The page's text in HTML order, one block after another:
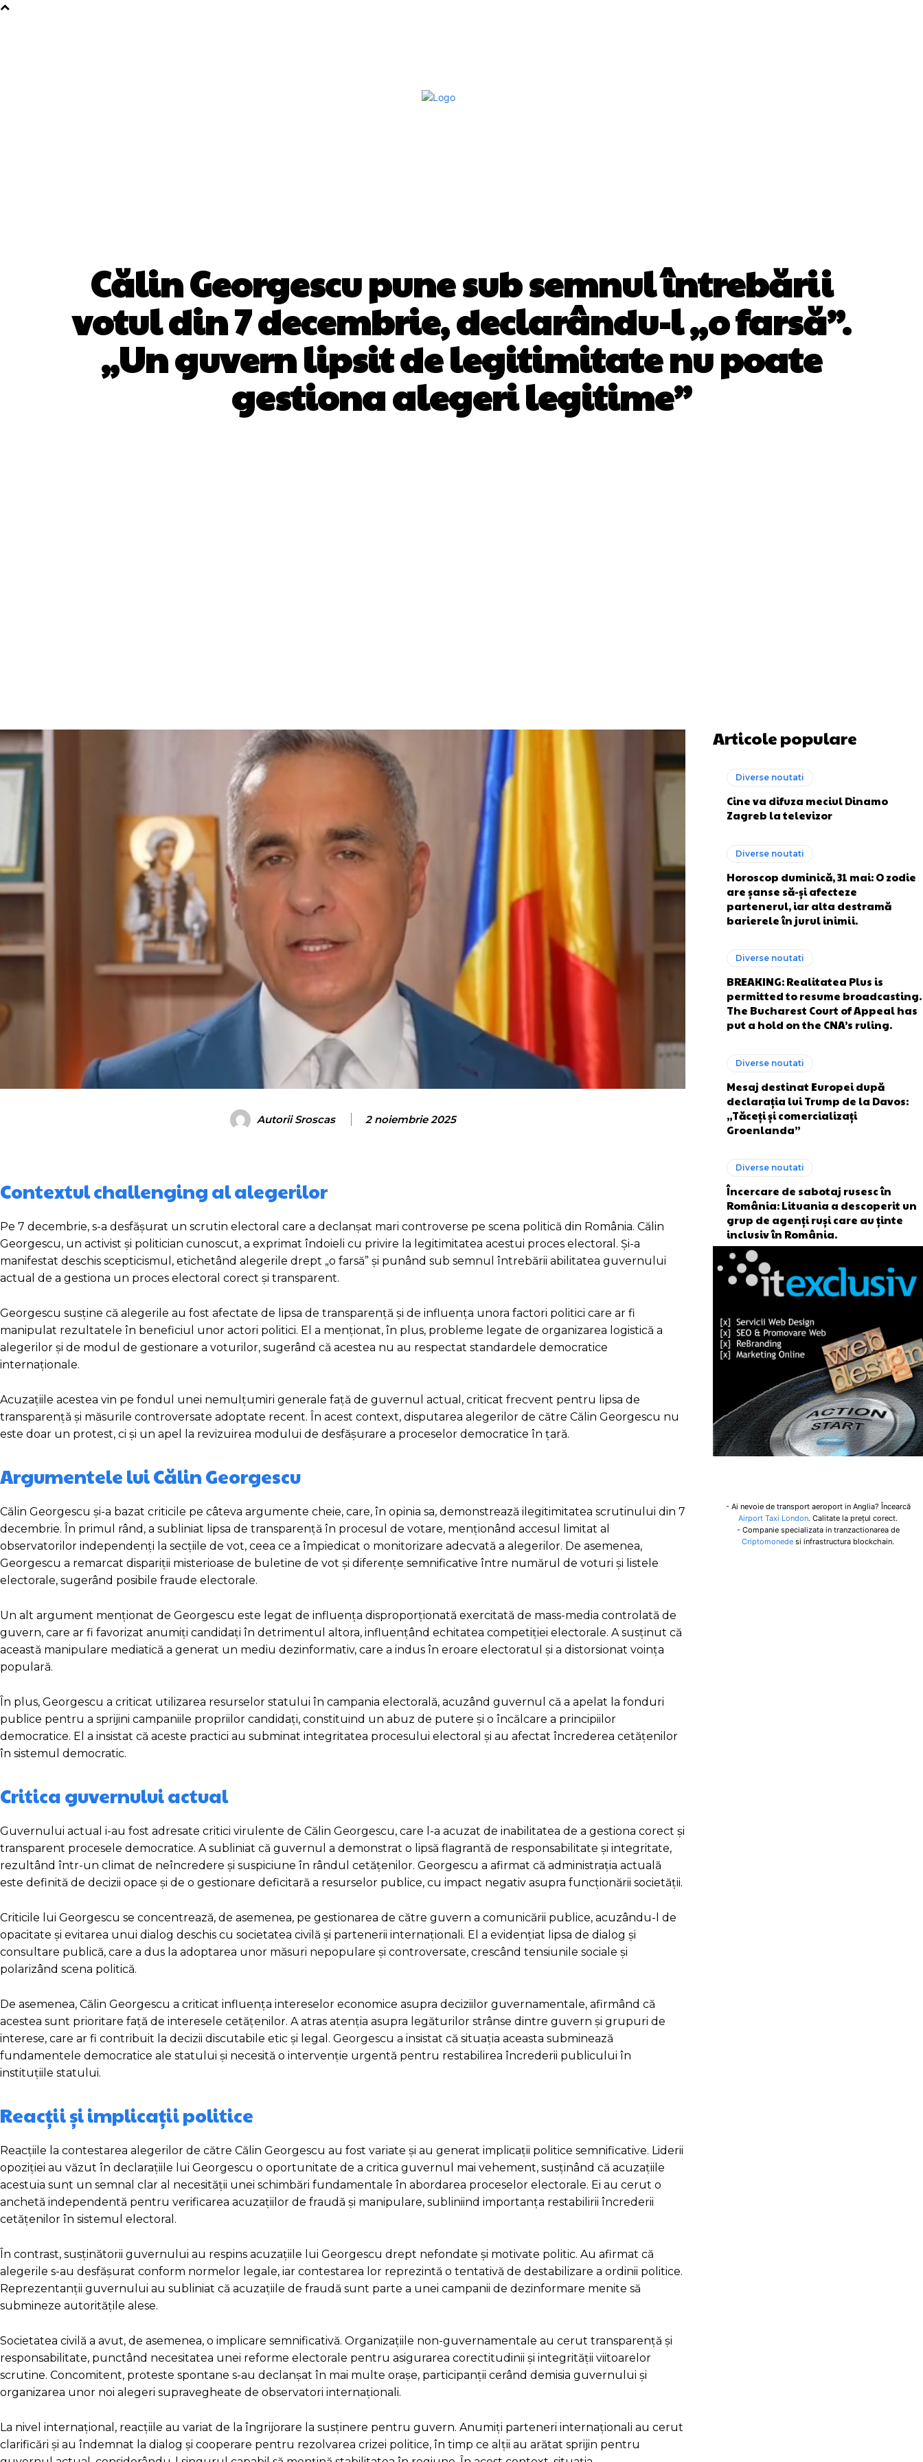
Călin Georgescu pune sub semnul întrebării
votul din 7 decembrie, declarându-l „o farsă”.
„Un guvern lipsit de legitimitate nu poate
gestiona alegeri legitime”
Autorii Sroscas 2 noiembrie 2025
Contextul challenging al alegerilor
Pe 7 decembrie, s-a desfășurat un scrutin electoral care a declanșat mari controverse pe scena politică din România. Călin
Georgescu, un activist și politician cunoscut, a exprimat îndoieli cu privire la legitimitatea acestui proces electoral. Și-a
manifestat deschis scepticismul, etichetând alegerile drept „o farsă” și punând sub semnul întrebării abilitatea guvernului
actual de a gestiona un proces electoral corect și transparent.
Georgescu susține că alegerile au fost afectate de lipsa de transparență și de influența unora factori politici care ar fi
manipulat rezultatele în beneficiul unor actori politici. El a menționat, în plus, probleme legate de organizarea logistică a
alegerilor și de modul de gestionare a voturilor, sugerând că acestea nu au respectat standardele democratice
internaționale.
Acuzațiile acestea vin pe fondul unei nemulțumiri generale față de guvernul actual, criticat frecvent pentru lipsa de
transparență și măsurile controversate adoptate recent. În acest context, disputarea alegerilor de către Călin Georgescu nu
este doar un protest, ci și un apel la revizuirea modului de desfășurare a proceselor democratice în țară.
Argumentele lui Călin Georgescu
Călin Georgescu și-a bazat criticile pe câteva argumente cheie, care, în opinia sa, demonstrează ilegitimitatea scrutinului din 7
decembrie. În primul rând, a subliniat lipsa de transparență în procesul de votare, menționând accesul limitat al
observatorilor independenți la secțiile de vot, ceea ce a împiedicat o monitorizare adecvată a alegerilor. De asemenea,
Georgescu a remarcat dispariții misterioase de buletine de vot și diferențe semnificative între numărul de voturi și listele
electorale, sugerând posibile fraude electorale.
Un alt argument menționat de Georgescu este legat de influența disproporționată exercitată de mass-media controlată de
guvern, care ar fi favorizat anumiți candidați în detrimentul altora, influențând echitatea competiției electorale. A susținut că
această manipulare mediatică a generat un mediu dezinformativ, care a indus în eroare electoratul și a distorsionat voința
populară.
În plus, Georgescu a criticat utilizarea resurselor statului în campania electorală, acuzând guvernul că a apelat la fonduri
publice pentru a sprijini campaniile propriilor candidați, constituind un abuz de putere și o încălcare a principiilor
democratice. El a insistat că aceste practici au subminat integritatea procesului electoral și au afectat încrederea cetățenilor
în sistemul democratic.
Critica guvernului actual
Guvernului actual i-au fost adresate critici virulente de Călin Georgescu, care l-a acuzat de inabilitatea de a gestiona corect și
transparent procesele democratice. A subliniat că guvernul a demonstrat o lipsă flagrantă de responsabilitate și integritate,
rezultând într-un climat de neîncredere și suspiciune în rândul cetățenilor. Georgescu a afirmat că administrația actuală
este definită de decizii opace și de o gestionare deficitară a resurselor publice, cu impact negativ asupra funcționării societății.
Criticile lui Georgescu se concentrează, de asemenea, pe gestionarea de către guvern a comunicării publice, acuzându-l de
opacitate și evitarea unui dialog deschis cu societatea civilă și partenerii internaționali. El a evidențiat lipsa de dialog și
consultare publică, care a dus la adoptarea unor măsuri nepopulare și controversate, crescând tensiunile sociale și
polarizând scena politică.
De asemenea, Călin Georgescu a criticat influența intereselor economice asupra deciziilor guvernamentale, afirmând că
acestea sunt prioritare față de interesele cetățenilor. A atras atenția asupra legăturilor strânse dintre guvern și grupuri de
interese, care ar fi contribuit la decizii discutabile etic și legal. Georgescu a insistat că situația aceasta subminează
fundamentele democratice ale statului și necesită o intervenție urgentă pentru restabilirea încrederii publicului în
instituțiile statului.
Reacții și implicații politice
Reacțiile la contestarea alegerilor de către Călin Georgescu au fost variate și au generat implicații politice semnificative. Liderii
opoziției au văzut în declarațiile lui Georgescu o oportunitate de a critica guvernul mai vehement, susținând că acuzațiile
acestuia sunt un semnal clar al necesității unei schimbări fundamentale în abordarea proceselor electorale. Ei au cerut o
anchetă independentă pentru verificarea acuzațiilor de fraudă și manipulare, subliniind importanța restabilirii încrederii
cetățenilor în sistemul electoral.
În contrast, susținătorii guvernului au respins acuzațiile lui Georgescu drept nefondate și motivate politic. Au afirmat că
alegerile s-au desfășurat conform normelor legale, iar contestarea lor reprezintă o tentativă de destabilizare a ordinii politice.
Reprezentanții guvernului au subliniat că acuzațiile de fraudă sunt parte a unei campanii de dezinformare menite să
submineze autoritățile alese.
Societatea civilă a avut, de asemenea, o implicare semnificativă. Organizațiile non-guvernamentale au cerut transparență și
responsabilitate, punctând necesitatea unei reforme electorale pentru asigurarea corectitudinii și integrității viitoarelor
scrutine. Concomitent, proteste spontane s-au declanșat în mai multe orașe, participanții cerând demisia guvernului și
organizarea unor noi alegeri supravegheate de observatori internaționali.
La nivel internațional, reacțiile au variat de la îngrijorare la susținere pentru guvern. Anumiți parteneri internaționali au cerut
clarificări și au îndemnat la dialog și cooperare pentru rezolvarea crizei politice, în timp ce alții au arătat sprijin pentru
Articole populare
Diverse noutati
Cine va difuza meciul Dinamo
Zagreb la televizor
Diverse noutati
Horoscop duminică, 31 mai: O zodie
are șanse să-și afecteze
partenerul, iar alta destramă
barierele în jurul inimii.
Diverse noutati
BREAKING: Realitatea Plus is
permitted to resume broadcasting.
The Bucharest Court of Appeal has
put a hold on the CNA’s ruling.
Diverse noutati
Mesaj destinat Europei după
declarația lui Trump de la Davos:
„Tăceți și comercializați
Groenlanda”
Diverse noutati
Încercare de sabotaj rusesc în
România: Lituania a descoperit un
grup de agenți ruși care au ținte
inclusiv în România.
- Ai nevoie de transport aeroport in Anglia? Încearcă
Airport Taxi London. Calitate la prețul corect.
- Companie specializata in tranzactionarea de
Criptomonede si infrastructura blockchain.